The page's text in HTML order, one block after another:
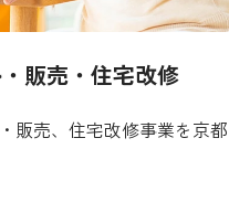
販売・住宅改修
販売、住宅改修事業を京都